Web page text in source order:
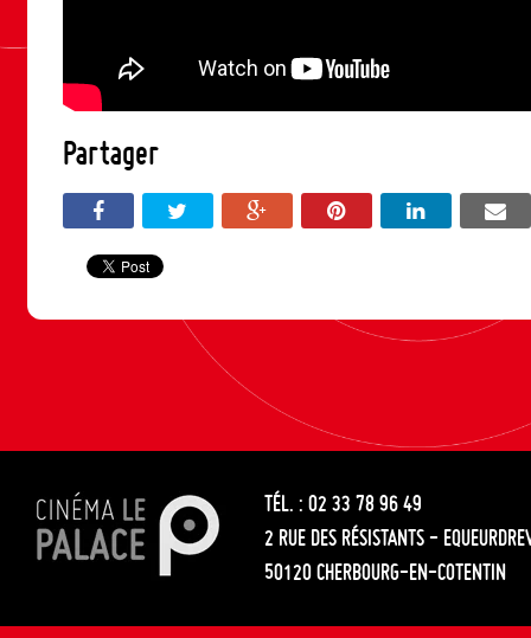
Partager
TÉL. : 02 33 78 96 49
2 RUE DES RÉSISTANTS -
50120 CHERBOURG-EN-COTENTIN